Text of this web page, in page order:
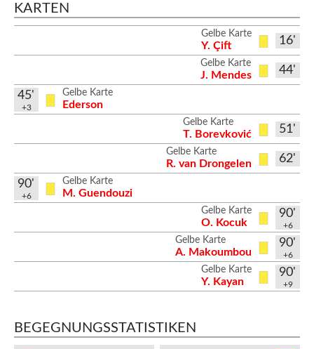
KARTEN
16'
Gelbe Karte
Y. Çift
44'
Gelbe Karte
J. Mendes
Gelbe Karte
Ederson
45'
+3
51'
Gelbe Karte
T. Borevković
62'
Gelbe Karte
R. van Drongelen
Gelbe Karte
M. Guendouzi
90'
+6
90'
+6
Gelbe Karte
O. Kocuk
90'
+6
Gelbe Karte
A. Makoumbou
90'
+9
Gelbe Karte
Y. Kayan
BEGEGNUNGSSTATISTIKEN